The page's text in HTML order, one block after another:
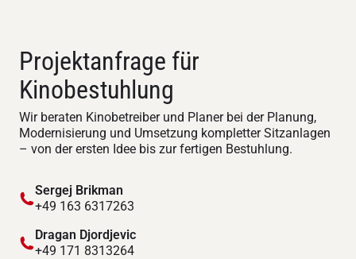
Projektanfrage für
Kinobestuhlung
Wir beraten Kinobetreiber und Planer bei der Planung,
Modernisierung und Umsetzung kompletter Sitzanlagen
– von der ersten Idee bis zur fertigen Bestuhlung.
Sergej Brikman
+49 163 6317263
Dragan Djordjevic
+49 171 8313264